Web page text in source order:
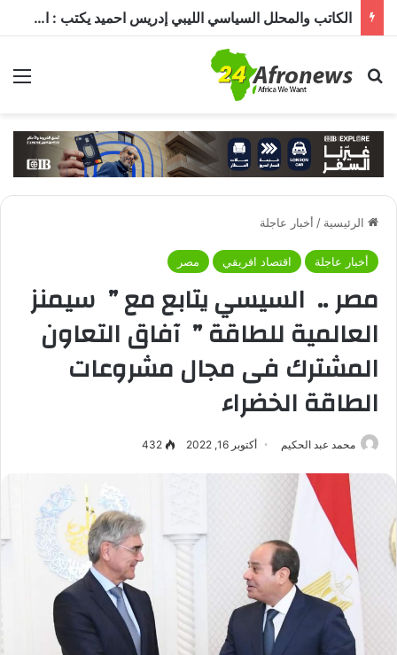
الكاتب والمحلل السياسي الليبي إدريس احميد يكتب : الكاميرون في ظل غياب بول بيا… قراءة في المشهد وأسباب الغياب ومآلات الأوضاع
بحث عن
الرئيسية / أخبار عاجلة
أخبار عاجلة اقتصاد افريقي مصر
مصر .. السيسي يتابع مع ” سيمنز
العالمية للطاقة ” آفاق التعاون
المشترك فى مجال مشروعات
الطاقة الخضراء
محمد عبد الحكيم أكتوبر 16, 2022 432